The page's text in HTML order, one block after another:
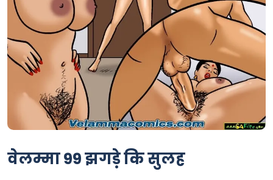
वेलम्मा 99 झगड़े कि सुलह